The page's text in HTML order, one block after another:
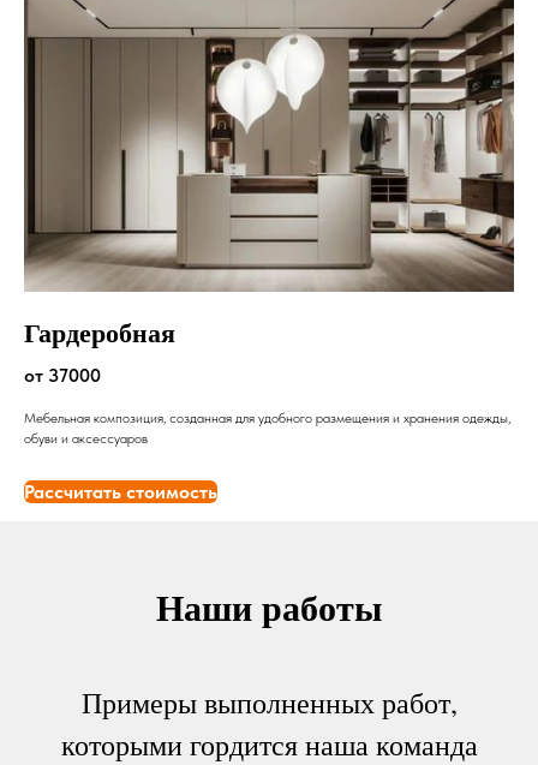
Гардеробная
от 37000
Мебельная композиция, созданная для удобного размещения и хранения одежды,
обуви и аксессуаров
Рассчитать стоимость
Наши работы
Примеры выполненных работ,
которыми гордится наша команда